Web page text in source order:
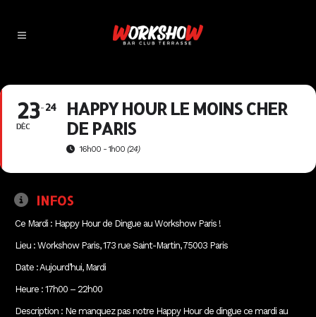
23
DÉC
24
HAPPY HOUR LE MOINS CHER
DE PARIS
16h00 - 1h00 (24)
INFOS
Ce Mardi : Happy Hour de Dingue au Workshow Paris !
Lieu : Workshow Paris, 173 rue Saint-Martin, 75003 Paris
Date : Aujourd’hui, Mardi
Heure : 17h00 – 22h00
Description : Ne manquez pas notre Happy Hour de dingue ce mardi au